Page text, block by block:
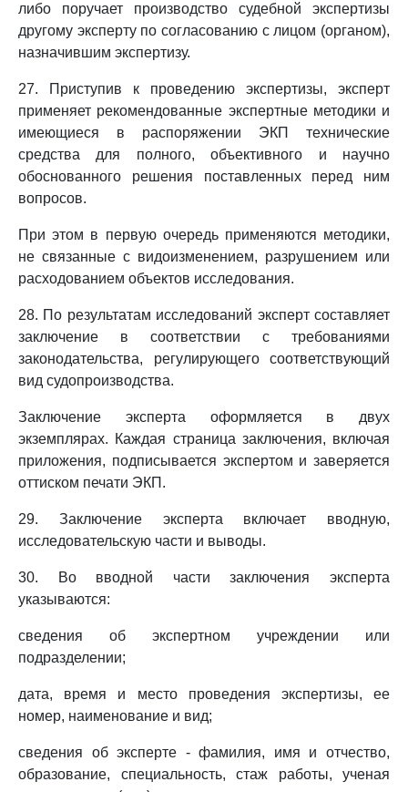
либо поручает производство судебной экспертизы
другому эксперту по согласованию с лицом (органом),
назначившим экспертизу.
27. Приступив к проведению экспертизы, эксперт
применяет рекомендованные экспертные методики и
имеющиеся в распоряжении ЭКП технические
средства для полного, объективного и научно
обоснованного решения поставленных перед ним
вопросов.
При этом в первую очередь применяются методики,
не связанные с видоизменением, разрушением или
расходованием объектов исследования.
28. По результатам исследований эксперт составляет
заключение в соответствии с требованиями
законодательства, регулирующего соответствующий
вид судопроизводства.
Заключение эксперта оформляется в двух
экземплярах. Каждая страница заключения, включая
приложения, подписывается экспертом и заверяется
оттиском печати ЭКП.
29. Заключение эксперта включает вводную,
исследовательскую части и выводы.
30. Во вводной части заключения эксперта
указываются:
сведения об экспертном учреждении или
подразделении;
дата, время и место проведения экспертизы, ее
номер, наименование и вид;
сведения об эксперте - фамилия, имя и отчество,
образование, специальность, стаж работы, ученая